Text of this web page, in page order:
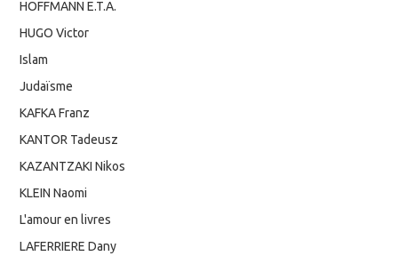
HOFFMANN E.T.A.
HUGO Victor
Islam
Judaïsme
KAFKA Franz
KANTOR Tadeusz
KAZANTZAKI Nikos
KLEIN Naomi
L'amour en livres
LAFERRIERE Dany